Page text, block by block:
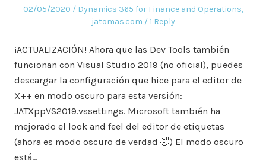
Posted
02/05/2020
Posted
Dynamics 365 for Finance and Operations,
jatomas.com
1 Reply
¡ACTUALIZACIÓN! Ahora que las Dev Tools también
funcionan con Visual Studio 2019 (no oficial), puedes
descargar la configuración que hice para el editor de
X++ en modo oscuro para esta versión:
JATXppVS2019.vssettings. Microsoft también ha
mejorado el look and feel del editor de etiquetas
(ahora es modo oscuro de verdad 🤣) El modo oscuro
está…